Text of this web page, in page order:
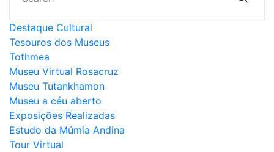
Destaque Cultural
Tesouros dos Museus
Tothmea
Museu Virtual Rosacruz
Museu Tutankhamon
Museu a céu aberto
Exposições Realizadas
Estudo da Múmia Andina
Tour Virtual